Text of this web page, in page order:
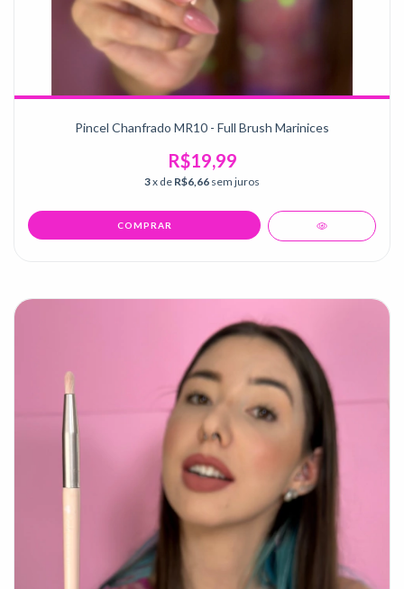
Pincel Chanfrado MR10 - Full Brush Marinices
R$19,99
3x de R$6,66 sem juros